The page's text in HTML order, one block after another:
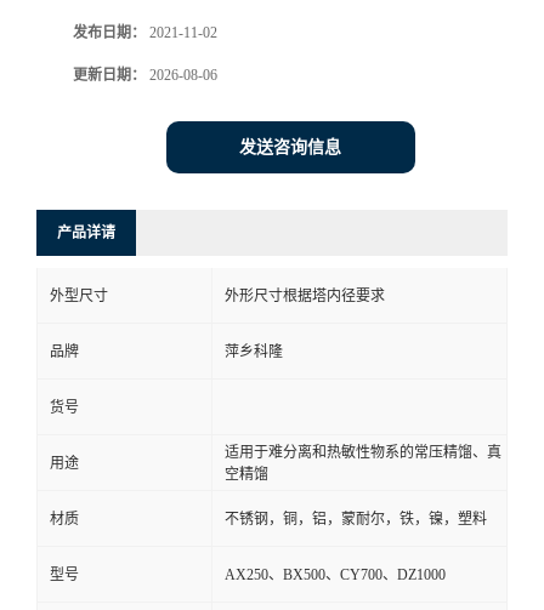
联
式
在
线
留
发布日期： 2021-11-02
更新日期： 2026-08-06
发送咨询信息
产品详请
外型尺寸 外形尺寸根据塔内径要求
品牌 萍乡科隆
货号
用途
适用于难分离和热敏性物系的常压精馏、真
空精馏
材质 不锈钢，铜，铝，蒙耐尔，铁，镍，塑料
型号 AX250、BX500、CY700、DZ1000